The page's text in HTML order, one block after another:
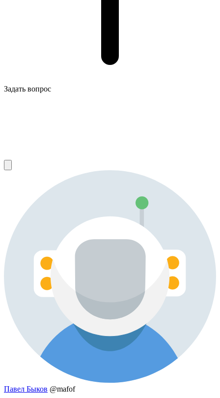
Задать вопрос
Павел Быков @mafof